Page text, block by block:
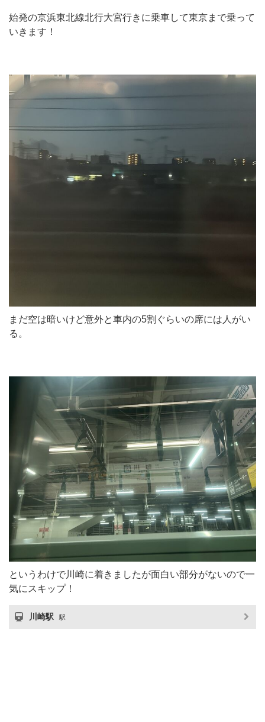
始発の京浜東北線北行大宮行きに乗車して東京まで乗って
いきます！
まだ空は暗いけど意外と車内の5割ぐらいの席には人がい
る。
というわけで川崎に着きましたが面白い部分がないので一
気にスキップ！
川崎駅 駅